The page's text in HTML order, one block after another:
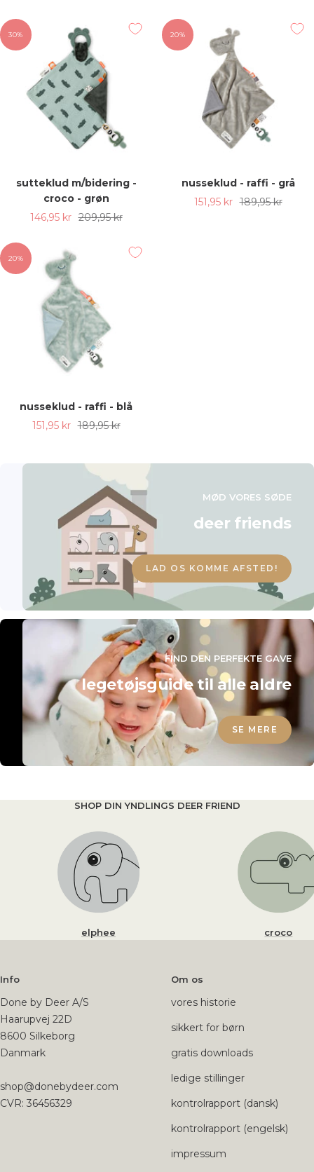
30%
sutteklud m/bidering -
croco - grøn
Udsalgspris
146,95 kr Almindelig
209,95 kr
20%
nusseklud - raffi - grå
Udsalgspris
151,95 kr Almindelig
189,95 kr
20%
nusseklud - raffi - blå
Udsalgspris
151,95 kr Almindelig
189,95 kr
MØD VORES SØDE
deer friends
LAD OS KOMME AFSTED!
FIND DEN PERFEKTE GAVE
legetøjsguide til alle aldre
SE MERE
SHOP DIN YNDLINGS DEER FRIEND
elphee croco
Info
Done by Deer A/S
Haarupvej 22D
8600 Silkeborg
Danmark
shop@donebydeer.com
CVR: 36456329
Om os
vores historie
sikkert for børn
gratis downloads
ledige stillinger
kontrolrapport (dansk)
kontrolrapport (engelsk)
impressum